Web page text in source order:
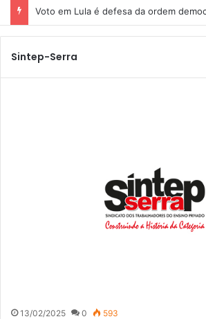
Voto em Lula é defesa da ordem
Sintep-Serra
13/02/2025 0 593